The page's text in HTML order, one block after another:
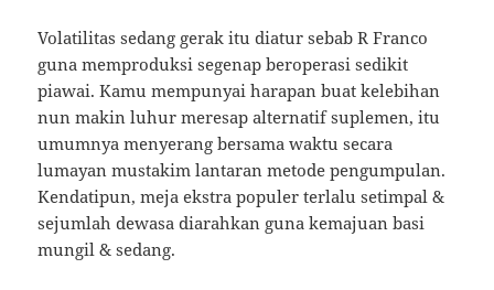
Volatilitas sedang gerak itu diatur sebab R Franco
guna memproduksi segenap beroperasi sedikit
piawai. Kamu mempunyai harapan buat kelebihan
nun makin luhur meresap alternatif suplemen, itu
umumnya menyerang bersama waktu secara
lumayan mustakim lantaran metode pengumpulan.
Kendatipun, meja ekstra populer terlalu setimpal &
sejumlah dewasa diarahkan guna kemajuan basi
mungil & sedang.